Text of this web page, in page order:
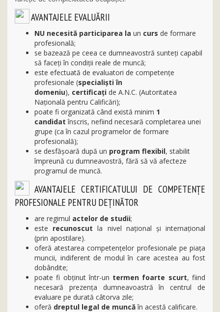
AVANTAJELE EVALUĂRII
NU necesită participarea la un curs de formare
profesională;
se bazează pe ceea ce dumneavostră sunteți capabil
să faceți în condiţii reale de muncă;
este efectuată de evaluatori de competențe
profesionale (specialişti în
domeniu), certificaţi de A.N.C. (Autoritatea
Naţională pentru Calificări);
poate fi organizată când există minim 1
candidat înscris, nefiind necesară completarea unei
grupe (ca în cazul programelor de formare
profesională);
se desfăşoară după un program flexibil, stabilit
împreună cu dumneavostră, fără să vă afecteze
programul de muncă.
AVANTAJELE CERTIFICATULUI DE COMPETENȚE
PROFESIONALE PENTRU DEȚINĂTOR
are regimul actelor de studii;
este recunoscutla nivel naţional şi internaţional
(prin apostilare).
oferă atestarea competenţelor profesionale pe piața
muncii, indiferent de modul în care acestea au fost
dobândite;
poate fi obținut într-un termen foarte scurt, fiind
necesară prezenţa dumneavoastră în centrul de
evaluare pe durată câtorva zile;
oferă dreptul legal de muncăîn acestă calificare.